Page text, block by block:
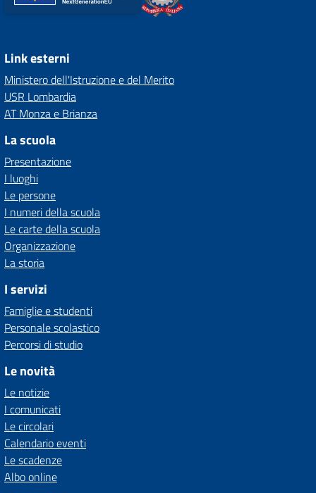
Link esterni
Ministero dell'Istruzione e del Merito
USR Lombardia
AT Monza e Brianza
La scuola
Presentazione
I luoghi
Le persone
I numeri della scuola
Le carte della scuola
Organizzazione
La storia
I servizi
Famiglie e studenti
Personale scolastico
Percorsi di studio
Le novità
Le notizie
I comunicati
Le circolari
Calendario eventi
Le scadenze
Albo online